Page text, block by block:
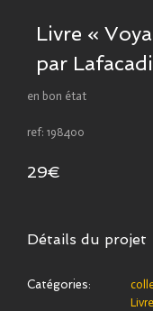
Livre «
par
en bon état
ref: 198400
29€
Détails du projet
Catégories: